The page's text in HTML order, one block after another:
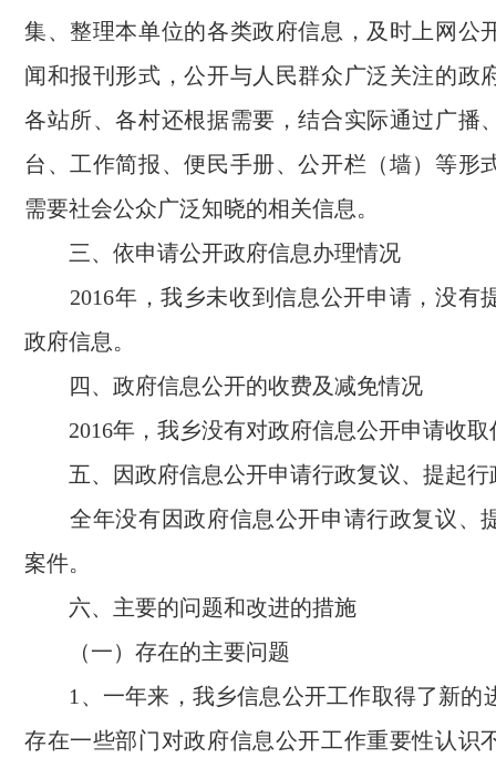
集、整理本单位的各类政府信息，及时上网公
闻和报刊形式，公开与人民群众广泛关注的政
各站所、各村还根据需要，结合实际通过广播
台、工作简报、便民手册、公开栏（墙）等形
需要社会公众广泛知晓的相关信息。
三、依申请公开政府信息办理情况
2016年，我乡未收到信息公开申请，没有
政府信息。
四、政府信息公开的收费及减免情况
2016年，我乡没有对政府信息公开申请收取
五、因政府信息公开申请行政复议、提起行
全年没有因政府信息公开申请行政复议、
案件。
六、主要的问题和改进的措施
（一）存在的主要问题
1、一年来，我乡信息公开工作取得了新的
存在一些部门对政府信息公开工作重要性认识